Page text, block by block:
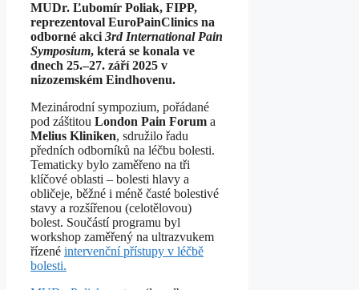
MUDr. Ľubomír Poliak, FIPP,
reprezentoval EuroPainClinics na
odborné akci 3rd International Pain
Symposium, která se konala ve
dnech 25.–27. září 2025 v
nizozemském Eindhovenu.
Mezinárodní sympozium, pořádané
pod záštitou London Pain Forum a
Melius Kliniken, sdružilo řadu
předních odborníků na léčbu bolesti.
Tematicky bylo zaměřeno na tři
klíčové oblasti – bolesti hlavy a
obličeje, běžné i méně časté bolestivé
stavy a rozšířenou (celotělovou)
bolest. Součástí programu byl
workshop zaměřený na ultrazvukem
řízené intervenční přístupy v léčbě
bolesti.